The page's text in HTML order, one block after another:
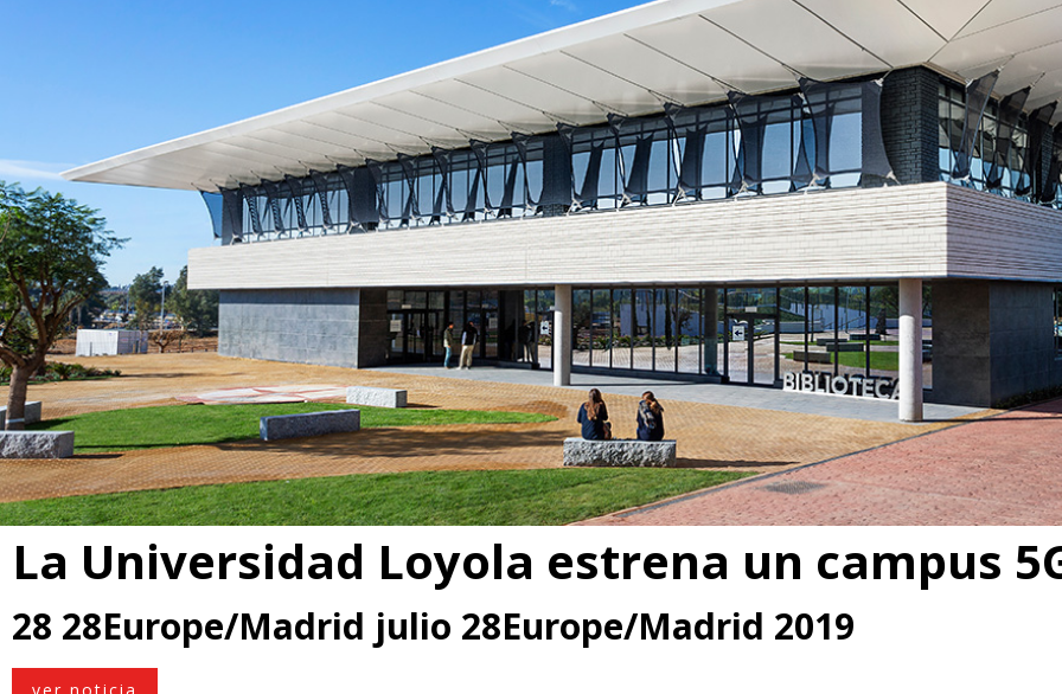
La Universidad Loyola estrena un campus
28 28Europe/Madrid julio 28Europe/Madrid 2019